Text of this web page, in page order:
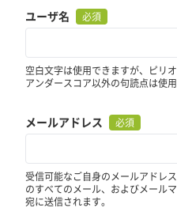
ユーザ名 必須
空白文字は使用できますが、ピリ
アンダースコア以外の句読点は使用
メールアドレス 必須
受信可能なご自身のメールアドレ
のすべてのメール、およびメール
宛に送信されます。